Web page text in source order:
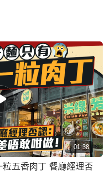
01:38
五香肉丁 餐廳經理否